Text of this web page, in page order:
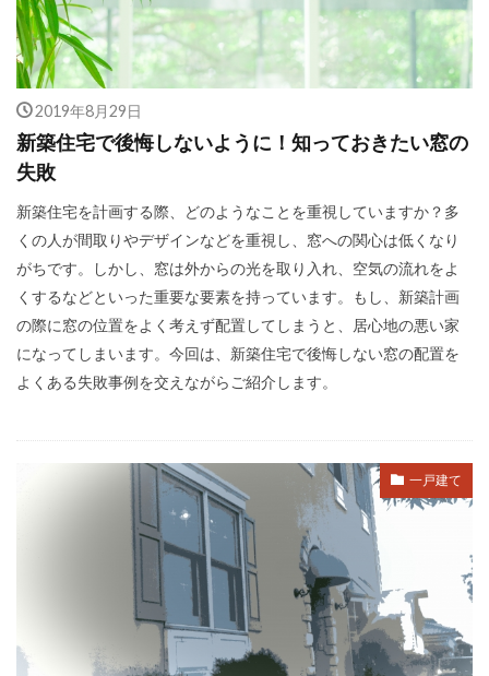
2019年8月29日
新築住宅で後悔しないように！知っておきたい窓の
失敗
新築住宅を計画する際、どのようなことを重視していますか？多
くの人が間取りやデザインなどを重視し、窓への関心は低くなり
がちです。しかし、窓は外からの光を取り入れ、空気の流れをよ
くするなどといった重要な要素を持っています。もし、新築計画
の際に窓の位置をよく考えず配置してしまうと、居心地の悪い家
になってしまいます。今回は、新築住宅で後悔しない窓の配置を
よくある失敗事例を交えながらご紹介します。
一戸建て